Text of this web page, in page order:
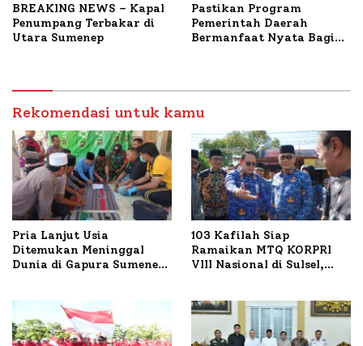
BREAKING NEWS – Kapal
Penumpang Terbakar di
Utara Sumenep
Pastikan Program
Pemerintah Daerah
Bermanfaat Nyata Bagi
Petelur di Desa Bataal
Timur
Rekomendasi untuk kamu
Pria Lanjut Usia
Ditemukan Meninggal
Dunia di Gapura Sumenep,
103 Kafilah Siap
Ramaikan MTQ KORPRI
VIII Nasional di Sulsel,